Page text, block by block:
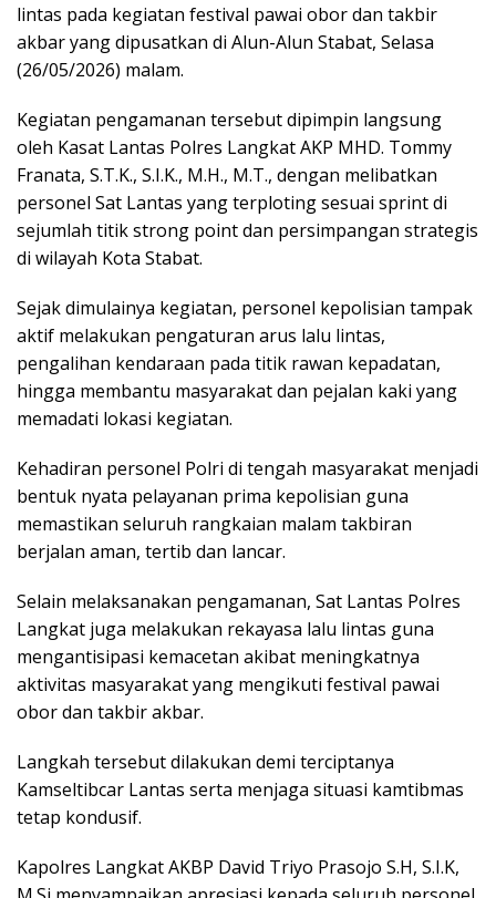
lintas pada kegiatan festival pawai obor dan takbir
akbar yang dipusatkan di Alun-Alun Stabat, Selasa
(26/05/2026) malam.
Kegiatan pengamanan tersebut dipimpin langsung
oleh Kasat Lantas Polres Langkat AKP MHD. Tommy
Franata, S.T.K., S.I.K., M.H., M.T., dengan melibatkan
personel Sat Lantas yang terploting sesuai sprint di
sejumlah titik strong point dan persimpangan strategis
di wilayah Kota Stabat.
Sejak dimulainya kegiatan, personel kepolisian tampak
aktif melakukan pengaturan arus lalu lintas,
pengalihan kendaraan pada titik rawan kepadatan,
hingga membantu masyarakat dan pejalan kaki yang
memadati lokasi kegiatan.
Kehadiran personel Polri di tengah masyarakat menjadi
bentuk nyata pelayanan prima kepolisian guna
memastikan seluruh rangkaian malam takbiran
berjalan aman, tertib dan lancar.
Selain melaksanakan pengamanan, Sat Lantas Polres
Langkat juga melakukan rekayasa lalu lintas guna
mengantisipasi kemacetan akibat meningkatnya
aktivitas masyarakat yang mengikuti festival pawai
obor dan takbir akbar.
Langkah tersebut dilakukan demi terciptanya
Kamseltibcar Lantas serta menjaga situasi kamtibmas
tetap kondusif.
Kapolres Langkat AKBP David Triyo Prasojo S.H, S.I.K,